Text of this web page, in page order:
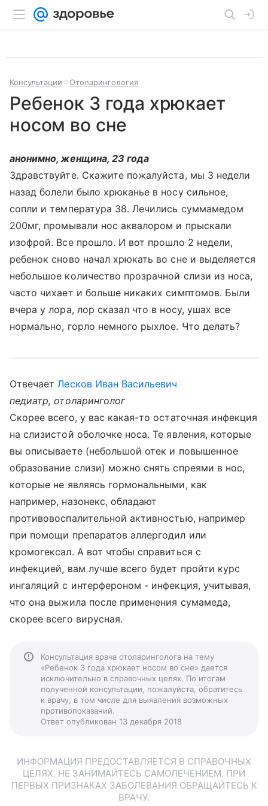
Консультации Отоларингология
Ребенок 3 года хрюкает
носом во сне
анонимно, женщина, 23 года
Здравствуйте. Скажите пожалуйста, мы 3 недели
назад болели было хрюканье в носу сильное,
сопли и температура 38. Лечились суммамедом
200мг, промывали нос аквалором и прыскали
изофрой. Все прошло. И вот прошло 2 недели,
ребенок сново начал хрюкать во сне и выделяется
небольшое количество прозрачной слизи из носа,
часто чихает и больше никаких симптомов. Были
вчера у лора, лор сказал что в носу, ушах все
нормально, горло немного рыхлое. Что делать?
ОтвечаетЛесков Иван Васильевич
педиатр, отоларинголог
Скорее всего, у вас какая-то остаточная инфекция
на слизистой оболочке носа. Те явления, которые
вы описываете (небольшой отек и повышенное
образование слизи) можно снять спреями в нос,
которые не являясь гормональными, как
например, назонекс, обладают
противовоспалительной активностью, например
при помощи препаратов аллергодил или
кромогексал. А вот чтобы справиться с
инфекцией, вам лучше всего будет пройти курс
ингаляций с интерфероном - инфекция, учитывая,
что она выжила после применения сумамеда,
скорее всего вирусная.
Консультация врача отоларинголога на тему
«Ребенок 3 года хрюкает носом во сне» дается
исключительно в справочных целях. По итогам
полученной консультации, пожалуйста, обратитесь
к врачу, в том числе для выявления возможных
противопоказаний.
Ответ опубликован 13 декабря 2018
ИНФОРМАЦИЯ ПРЕДОСТАВЛЯЕТСЯ В СПРАВОЧНЫХ
ЦЕЛЯХ. НЕ ЗАНИМАЙТЕСЬ САМОЛЕЧЕНИЕМ. ПРИ
ПЕРВЫХ ПРИЗНАКАХ ЗАБОЛЕВАНИЯ ОБРАЩАЙТЕСЬ К
ВРАЧУ.